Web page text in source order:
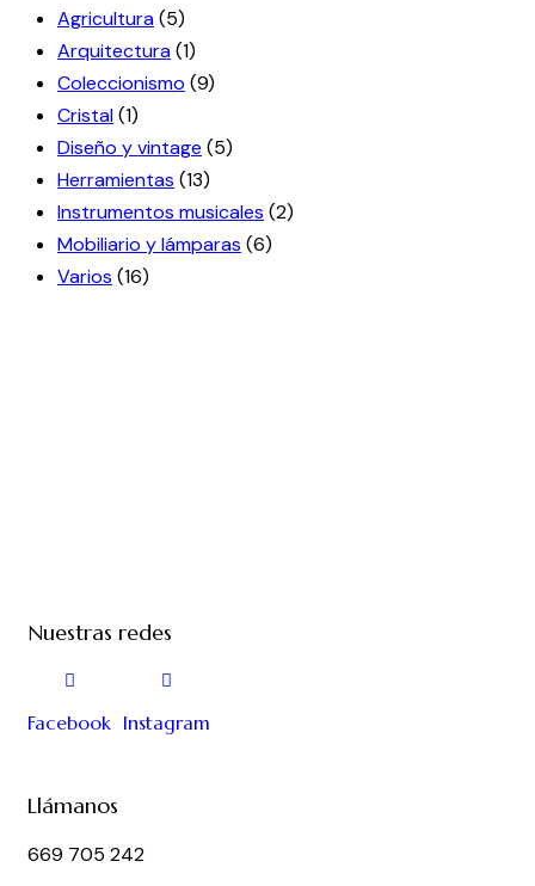
Agricultura(5)
Arquitectura(1)
Coleccionismo (9)
Cristal(1)
Diseño y vintage (5)
Herramientas (13)
Instrumentos musicales (2)
Mobiliario y lámparas (6)
Varios (16)
Nuestras redes
Facebook Instagram
Llámanos
669 705 242